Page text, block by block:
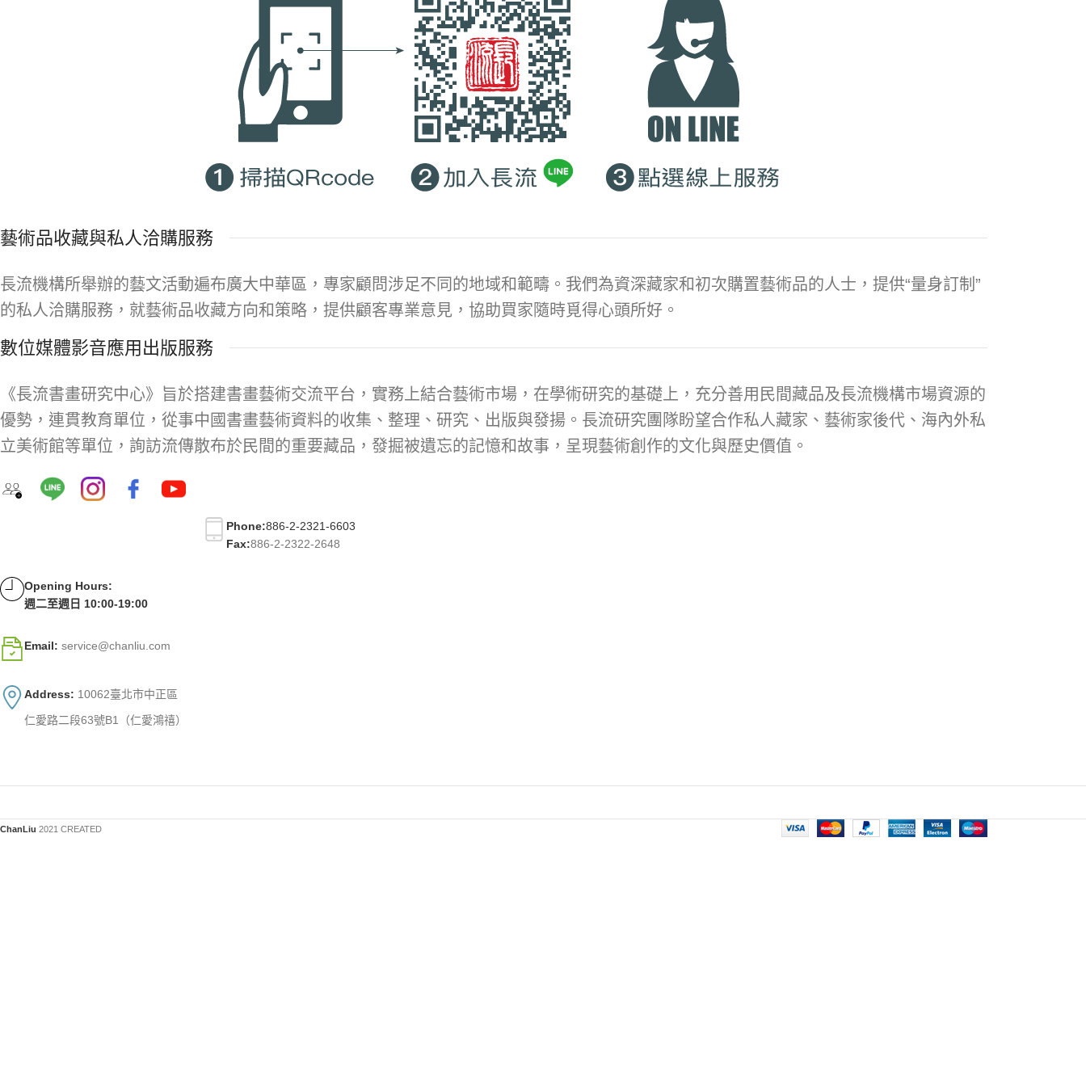
藝術品收藏與私人洽購服務
長流機構所舉辦的藝文活動遍布廣大中華區，專家顧問涉足不同的地域和範疇。我們為資深藏家和初次購置藝術品的人士，提供“量身訂制”
的私人洽購服務，就藝術品收藏方向和策略，提供顧客專業意見，協助買家隨時覓得心頭所好。
數位媒體影音應用出版服務
《長流書畫研究中心》旨於搭建書畫藝術交流平台，實務上結合藝術市場，在學術研究的基礎上，充分善用民間藏品及長流機構市場資源的
優勢，連貫教育單位，從事中國書畫藝術資料的收集、整理、研究、出版與發揚。長流研究團隊盼望合作私人藏家、藝術家後代、海內外私
立美術館等單位，詢訪流傳散布於民間的重要藏品，發掘被遺忘的記憶和故事，呈現藝術創作的文化與歷史價值。
Phone:886-2-2321-6603
Fax:886-2-2322-2648
Opening Hours:
週二至週日 10:00-19:00
Email: service@chanliu.com
Address: 10062臺北市中正區
仁愛路二段63號B1（仁愛鴻禧）
ChanLiu 2021 CREATED